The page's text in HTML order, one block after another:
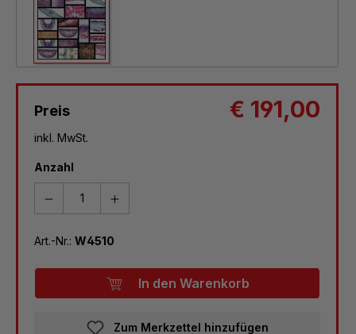
Preis € 191,00
inkl. MwSt.
Anzahl
Art.-Nr.: W4510
In den Warenkorb
Zum Merkzettel hinzufügen